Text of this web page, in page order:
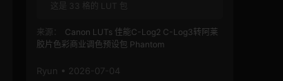
这是 33 格的 LUT 包
来源：
Canon LUTs 佳能C-Log2 C-Log3转阿莱
胶片色彩商业调色预设包 Phantom
Ryun • 2026-07-04